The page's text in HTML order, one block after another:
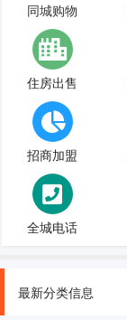
同城购物
住房出售
招商加盟
全城电话
最新分类信息